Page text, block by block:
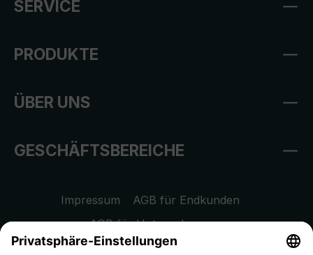
SERVICE
PRODUKTE
ÜBER UNS
GESCHÄFTSBEREICHE
Impressum
AGB für Endkunden
AGB für Unternehmen
Datenschutzhinweis